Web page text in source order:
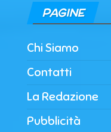
PAGINE
Chi Siamo
Contatti
La Redazione
Pubblicità